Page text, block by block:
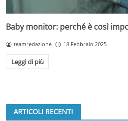
Baby monitor: perché è così
teamredazione 18 Febbraio 2025
Leggi di più
ARTICOLI RECENTI